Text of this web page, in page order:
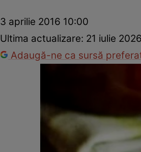
3 aprilie 2016 10:00
Ultima actualizare: 21 iulie
Adaugă-ne ca sursă